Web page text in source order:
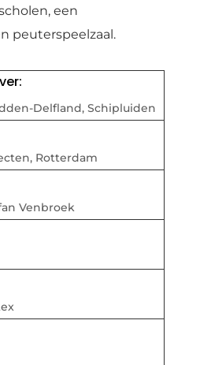
een
peuterspeelzaal.
Delfland, Schipluiden
Rotterdam
Venbroek